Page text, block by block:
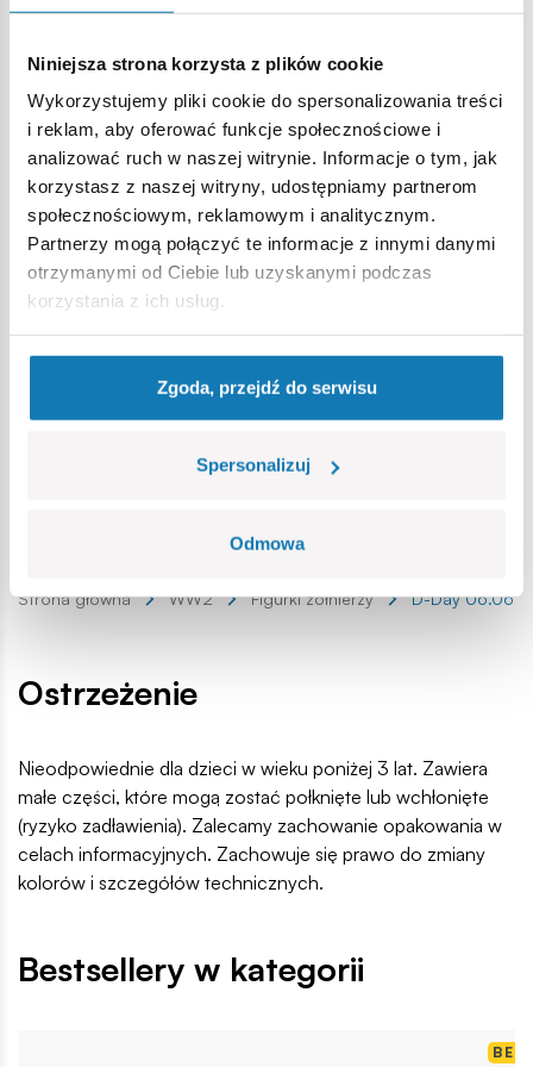
Niniejsza strona korzysta z plików cookie
Wykorzystujemy pliki cookie do spersonalizowania treści
i reklam, aby oferować funkcje społecznościowe i
analizować ruch w naszej witrynie. Informacje o tym, jak
korzystasz z naszej witryny, udostępniamy partnerom
społecznościowym, reklamowym i analitycznym.
Partnerzy mogą połączyć te informacje z innymi danymi
otrzymanymi od Ciebie lub uzyskanymi podczas
korzystania z ich usług.
Zgoda, przejdź do serwisu
Spersonalizuj
Odmowa
tradycją,
dla dzieci,
w pełni kompatybilne z innymi markami klocków
konstrukcyjnych,
klocki z nadrukami nie odkształcają się i nie bledną w
czasie zabawy czy pod wpływem temperatury,
3 figurki z akcesoriami.
Specyfikacja
COBI-2054
Producent:
Cobi Factory SA
3
Strona główna WW2 Figurki żołnierzy D-Day
Ostrzeżenie
Nieodpowiednie dla dzieci w wieku poniżej 3 lat. Zawiera
małe części, które mogą zostać połknięte lub wchłonięte
(ryzyko zadławienia). Zalecamy zachowanie opakowania w
celach informacyjnych. Zachowuje się prawo do zmiany
kolorów i szczegółów technicznych.
Bestsellery w kategorii